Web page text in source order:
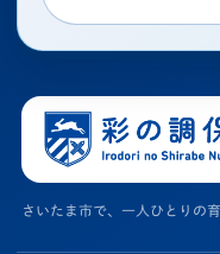
さいたま市で、一人ひとりの